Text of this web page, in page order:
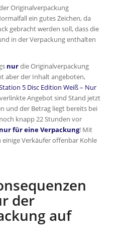
Originalverpackung
ein gutes Zeichen, da
gebracht werden soll, dass die
in der Verpackung enthalten
nurdie Originalverpackung
aber der Inhalt angeboten,
5 Disc Edition Weiß – Nur
Angebot sind Stand jetzt
und der Betrag liegt bereits bei
knapp 22 Stunden vor
nur für eine Verpackung! Mit
Verkäufer offenbar Kohle
der
auf